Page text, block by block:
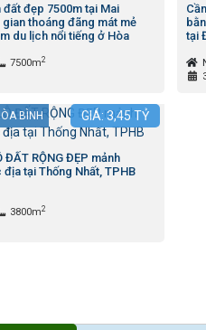
đất đẹp 7500m tại Mai
gian thoáng đãng mát mẻ
du lịch nổi tiếng ở Hòa
7500m2
tại
BÌNH GIÁ:3,45TỶ
ĐẤT RỘNG ĐẸP mảnh
tại Thống Nhất, TPHB
3800m2